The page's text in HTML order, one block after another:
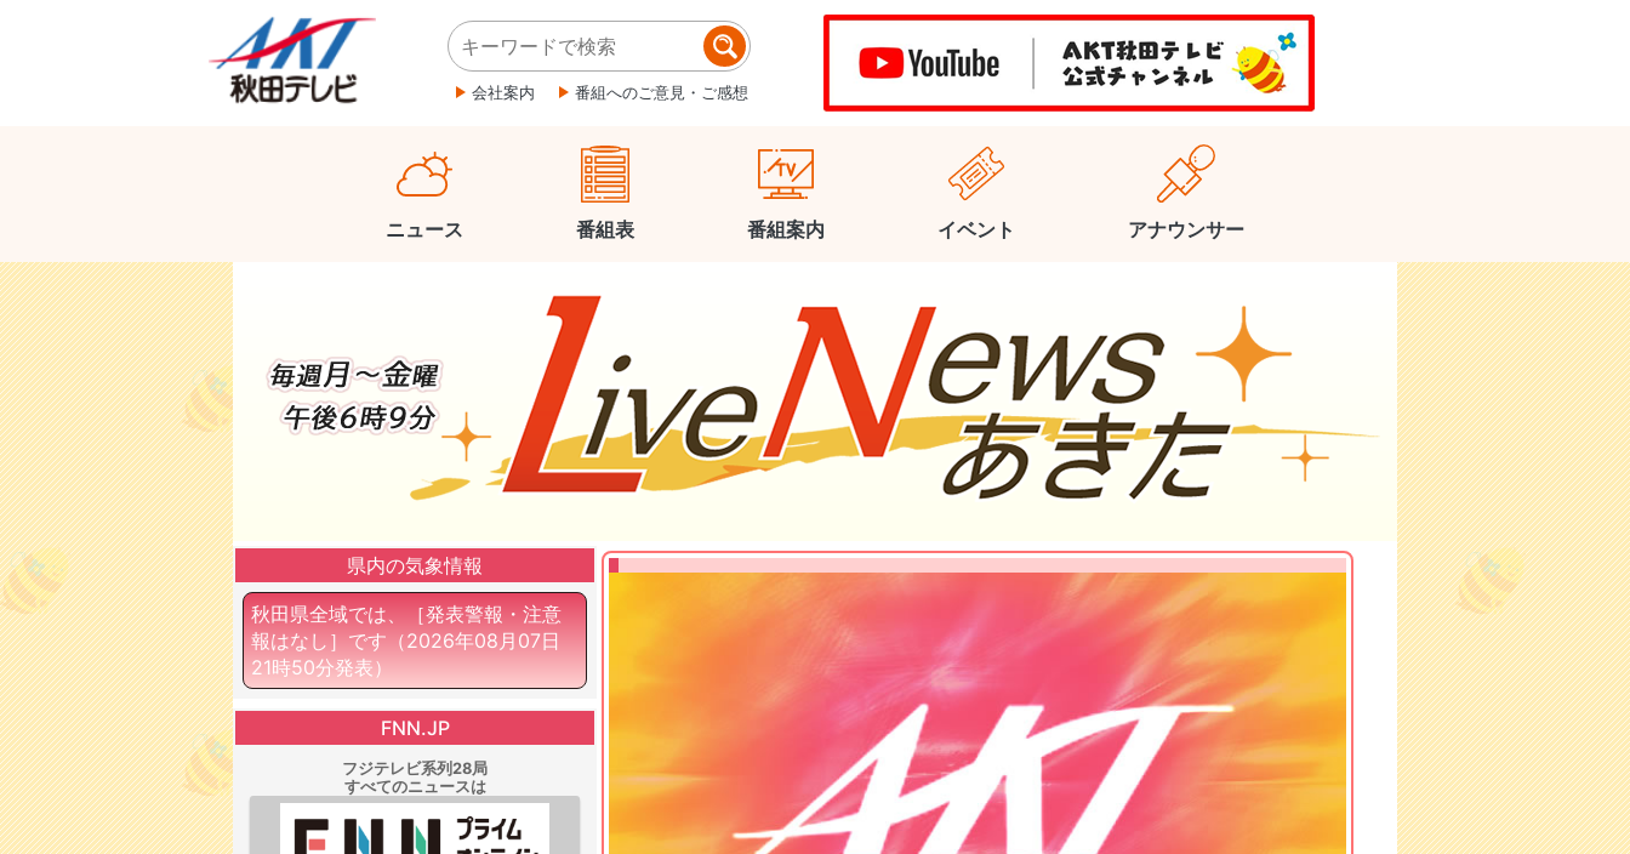
会社案内 番組へのご意見・ご感想
ニュース 番組表 番組案内 イベント アナウンサー
県内の気象情報
秋田県全域では、［発表警報・注意
報はなし］です （2026年08月07日
21時50分発表）
FNN.JP
フジテレビ系列28局
すべてのニュースは